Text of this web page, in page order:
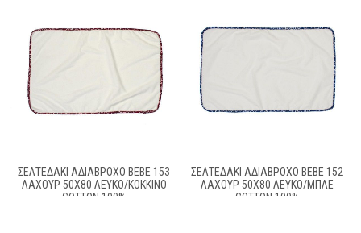
ΣΕΛΤΕΔΆΚΙ ΑΔΙΆΒΡΟΧΟ BEBE 153
ΛΑΧΟΎΡ 50X80 ΛΕΥΚΌ/ΚΌΚΚΙΝΟ
COTTON 100%
ΣΕΛΤΕΔΆΚΙ ΑΔΙΆΒΡΟΧΟ BEBE 152
ΛΑΧΟΎΡ 50X80 ΛΕΥΚΌ/ΜΠΛΕ
COTTON 100%